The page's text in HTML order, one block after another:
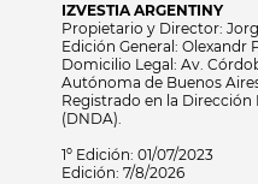
IZVESTIA ARGENTINY
Propietario y Director:
Edición General: Olexandr
Domicilio Legal: Av.
Autónoma de Buenos
Registrado en la
(DNDA).
1º Edición: 01/07/2023
Edición: 7/8/2026